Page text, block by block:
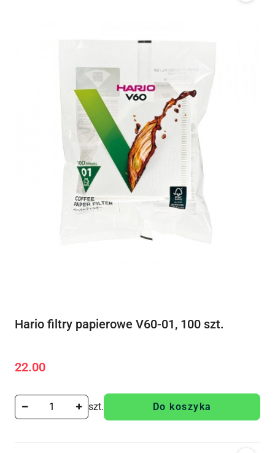
Hario filtry papierowe V60-01, 100 szt.
Cena:
22.00
szt. Do koszyka